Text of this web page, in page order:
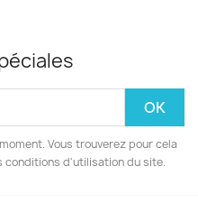
Vous trouverez pour cela
conditions d'utilisation du site.